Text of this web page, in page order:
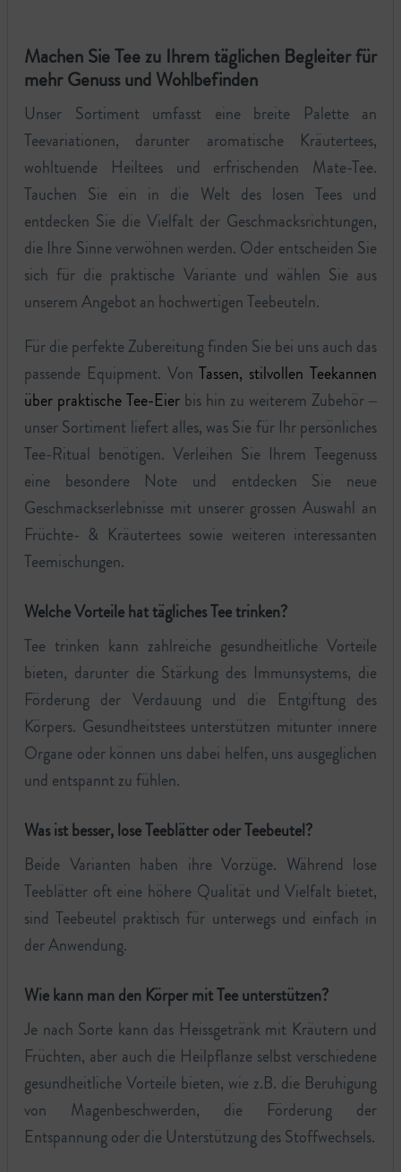
Machen Sie Tee zu Ihrem täglichen Begleiter für
mehr Genuss und Wohlbefinden
Unser Sortiment umfasst eine breite Palette an
Teevariationen, darunter aromatische Kräutertees,
wohltuende Heiltees und erfrischenden Mate-Tee.
Tauchen Sie ein in die Welt des losen Tees und
entdecken Sie die Vielfalt der Geschmacksrichtungen,
die Ihre Sinne verwöhnen werden. Oder entscheiden Sie
sich für die praktische Variante und wählen Sie aus
unserem Angebot an hochwertigen Teebeuteln.
Für die perfekte Zubereitung finden Sie bei uns auch das
passende Equipment. VonTassen, stilvollen Teekannen
über praktische Tee-Eier bis hin zu weiterem Zubehör –
unser Sortiment liefert alles, was Sie für Ihr persönliches
Tee-Ritual benötigen. Verleihen Sie Ihrem Teegenuss
eine besondere Note und entdecken Sie neue
Geschmackserlebnisse mit unserer grossen Auswahl an
Früchte- & Kräutertees sowie weiteren interessanten
Teemischungen.
Welche Vorteile hat tägliches Tee trinken?
Tee trinken kann zahlreiche gesundheitliche Vorteile
bieten, darunter die Stärkung des Immunsystems, die
Förderung der Verdauung und die Entgiftung des
Körpers. Gesundheitstees unterstützen mitunter innere
Organe oder können uns dabei helfen, uns ausgeglichen
und entspannt zu fühlen.
Was ist besser, lose Teeblätter oder Teebeutel?
Beide Varianten haben ihre Vorzüge. Während lose
Teeblätter oft eine höhere Qualität und Vielfalt bietet,
sind Teebeutel praktisch für unterwegs und einfach in
der Anwendung.
Wie kann man den Körper mit Tee unterstützen?
Je nach Sorte kann das Heissgetränk mit Kräutern und
Früchten, aber auch die Heilpflanze selbst verschiedene
gesundheitliche Vorteile bieten, wie z.B. die Beruhigung
von Magenbeschwerden, die Förderung der
Entspannung oder die Unterstützung des Stoffwechsels.